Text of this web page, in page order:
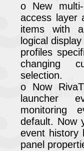
o New
access layer
items with
logical
profiles
changing
selection.
o Now
launcher
monitoring
default. Now
event history
panel